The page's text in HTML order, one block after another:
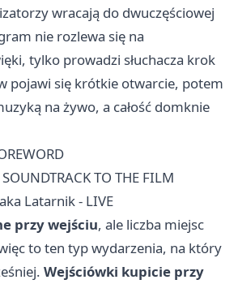
wracają do dwuczęściowej
nie rozlewa się na
tylko prowadzi słuchacza krok
pojawi się krótkie otwarcie, potem
na żywo, a całość domknie
TO THE FILM
Latarnik - LIVE
przy wejściu, ale liczba miejsc
to ten typ wydarzenia, na który
Wejściówki kupicie przy